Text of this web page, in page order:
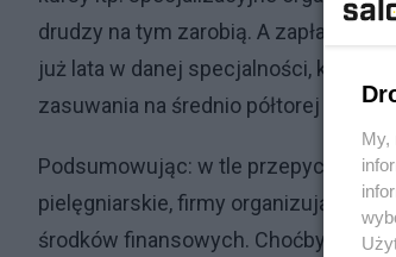
drudzy na tym zarobią. A zapłacą
już lata w danej specjalności, którym
zasuwania na średnio półtorej etatu
Podsumowując: w tle przepychanej
pielęgniarskie, firmy organizujące
środków finansowych. Choćby tych
My,